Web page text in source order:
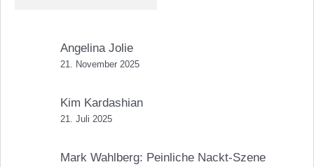
Angelina Jolie
21. November 2025
Kim Kardashian
21. Juli 2025
Mark Wahlberg: Peinliche Nackt-Szene